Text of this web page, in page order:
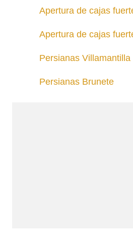
Apertura de cajas
Apertura de cajas
Persianas Villamantilla
Persianas Brunete